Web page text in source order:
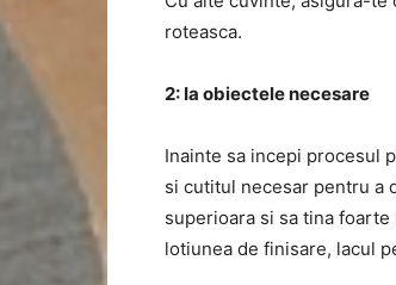
roteasca.
2: Ia obiectele necesare
Inainte sa incepi procesul
si cutitul necesar pentru a
superioara si sa tina
lotiunea de finisare, lacul